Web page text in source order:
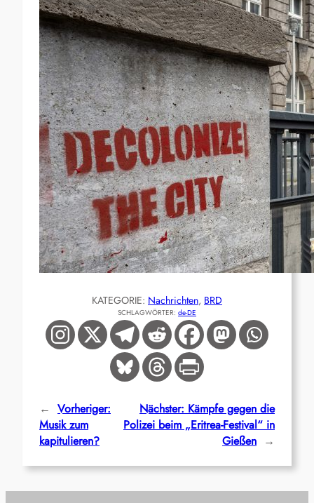
KATEGORIE: Nachrichten, BRD
SCHLAGWÖRTER: de-DE
← Vorheriger:
Musik zum
kapitulieren?
Nächster: Kämpfe gegen die
Polizei beim „Eritrea-Festival“ in
Gießen →